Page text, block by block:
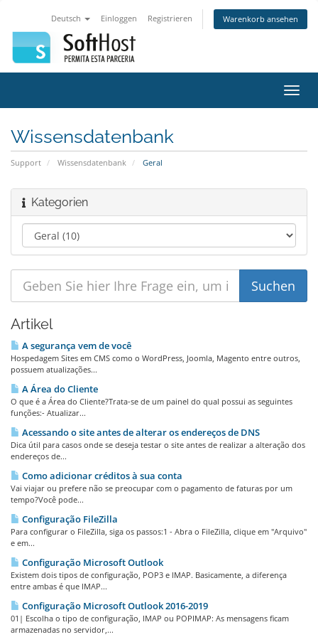
Deutsch Einloggen Registrieren Warenkorb ansehen
ein-/
Wissensdatenbank
Support Wissensdatenbank Geral
Kategorien
Artikel
A segurança vem de você
Hospedagem Sites em CMS como o WordPress, Joomla, Magento entre outros,
possuem atualizações...
A Área do Cliente
O que é a Área do Cliente?Trata-se de um painel do qual possui as seguintes
funções:- Atualizar...
Acessando o site antes de alterar os endereços de DNS
Dica útil para casos onde se deseja testar o site antes de realizar a alteração dos
endereços de...
Como adicionar créditos à sua conta
Vai viajar ou prefere não se preocupar com o pagamento de faturas por um
tempo?Você pode...
Configuração FileZilla
Para configurar o FileZilla, siga os passos:1 - Abra o FileZilla, clique em "Arquivo"
e em...
Configuração Microsoft Outlook
Existem dois tipos de configuração, POP3 e IMAP. Basicamente, a diferença
entre ambas é que IMAP...
Configuração Microsoft Outlook 2016-2019
01| Escolha o tipo de configuração, IMAP ou POPIMAP: As mensagens ficam
armazenadas no servidor,...